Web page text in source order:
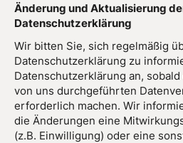
Änderung und Aktualisierung
Datenschutzerklärung
Wir bitten Sie, sich regelmäßig
Datenschutzerklärung zu
Datenschutzerklärung an,
von uns durchgeführten
erforderlich machen. Wir
die Änderungen eine
(z.B. Einwilligung) oder eine